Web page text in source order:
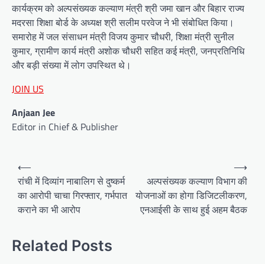
कार्यक्रम को अल्पसंख्यक कल्याण मंत्री श्री जमा खान और बिहार राज्य
मदरसा शिक्षा बोर्ड के अध्यक्ष श्री सलीम परवेज ने भी संबोधित किया।
समारोह में जल संसाधन मंत्री विजय कुमार चौधरी, शिक्षा मंत्री सुनील
कुमार, ग्रामीण कार्य मंत्री अशोक चौधरी सहित कई मंत्री, जनप्रतिनिधि
और बड़ी संख्या में लोग उपस्थित थे।
JOIN US
Anjaan Jee
Editor in Chief & Publisher
Post
navigation
⟵
रांची में दिव्यांग नाबालिग से दुष्कर्म
का आरोपी चाचा गिरफ्तार, गर्भपात
कराने का भी आरोप
अल्पसंख्यक कल्याण विभाग की
योजनाओं का होगा डिजिटलीकरण,
एनआईसी के साथ हुई अहम बैठक
⟶
Related Posts